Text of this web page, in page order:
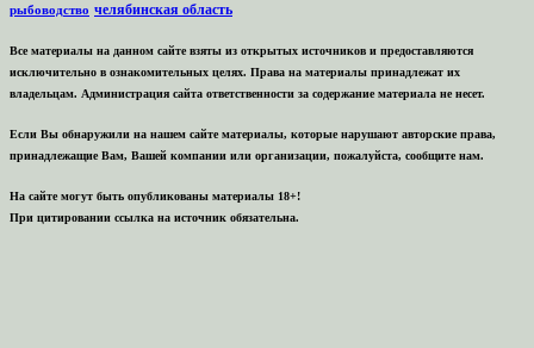
рыбоводство челябинская область
Все материалы на данном сайте взяты из открытых источников и предоставляются
исключительно в ознакомительных целях. Права на материалы принадлежат их
владельцам. Администрация сайта ответственности за содержание материала не несет.
Если Вы обнаружили на нашем сайте материалы, которые нарушают авторские права,
принадлежащие Вам, Вашей компании или организации, пожалуйста, сообщите нам.
На сайте могут быть опубликованы материалы 18+!
При цитировании ссылка на источник обязательна.